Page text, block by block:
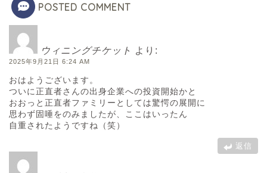
POSTED COMMENT
ウィニングチケット より:
2025年9月21日 6:24 AM
おはようございます。
ついに正直者さんの出身企業への投資開始かと
おおっと正直者ファミリーとしては驚愕の展開に
思わず固唾をのみましたが、ここはいったん
自重されたようですね（笑）
返信